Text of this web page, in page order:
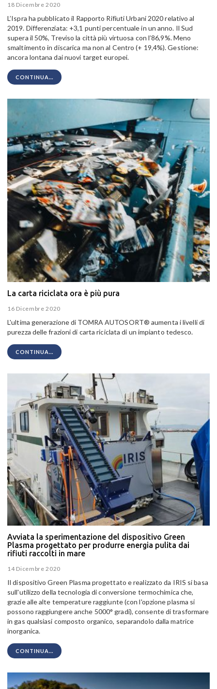
18 Dicembre 2020
L’Ispra ha pubblicato il Rapporto Rifiuti Urbani 2020 relativo al
2019. Differenziata: +3,1 punti percentuale in un anno. Il Sud
supera il 50%, Treviso la città più virtuosa con l’86,9%. Meno
smaltimento in discarica ma non al Centro (+ 19,4%). Gestione:
ancora lontana dai nuovi target europei.
CONTINUA...
La carta riciclata ora è più pura
16 Dicembre 2020
L'ultima generazione di TOMRA AUTOSORT® aumenta i livelli di
purezza delle frazioni di carta riciclata di un impianto tedesco.
CONTINUA...
Avviata la sperimentazione del dispositivo Green
Plasma progettato per produrre energia pulita dai
rifiuti raccolti in mare
14 Dicembre 2020
Il dispositivo Green Plasma progettato e realizzato da IRIS si basa
sull'utilizzo della tecnologia di conversione termochimica che,
grazie alle alte temperature raggiunte (con l'opzione plasma si
possono raggiungere anche 5000° gradi), consente di trasformare
in gas qualsiasi composto organico, separandolo dalla matrice
inorganica.
CONTINUA...